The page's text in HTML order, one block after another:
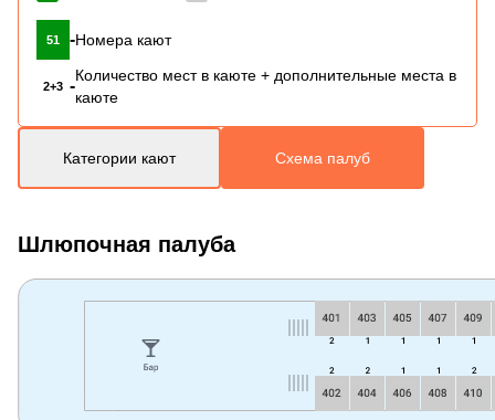
51 -Номера кают
2+3 -
Количество мест в каюте + дополнительные места в
каюте
Категории кают Схема палуб
Шлюпочная палуба